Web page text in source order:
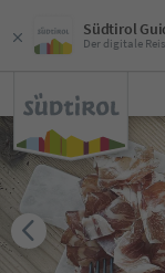
Südtirol
Der digitale